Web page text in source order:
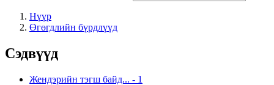
Нүүр
Өгөгдлийн бүрдлүүд
Сэдвүүд
Жендэрийн тэгш байд... - 1